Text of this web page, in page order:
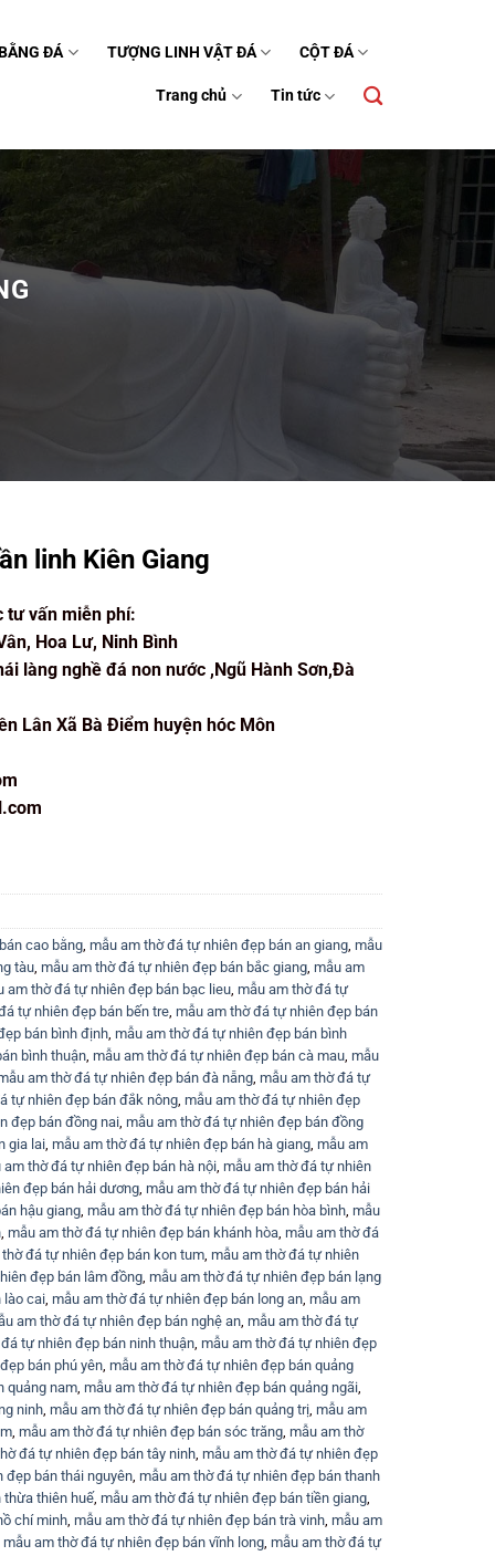
ĐÁ TƯỢNG LINH VẬT ĐÁ CỘT ĐÁ
Trang chủ Tin tức
linh Kiên Giang
tư vấn miễn phí:
Hoa Lư, Ninh Bình
làng nghề đá non nước ,Ngũ Hành Sơn,Đà
Lân Xã Bà Điểm huyện hóc Môn
cao bằng mẫu am thờ đá tự nhiên đẹp bán an giang mẫu
tàu mẫu am thờ đá tự nhiên đẹp bán bắc giang mẫu am
am thờ đá tự nhiên đẹp bán bạc lieu mẫu am thờ đá tự
tự nhiên đẹp bán bến tre mẫu am thờ đá tự nhiên đẹp bán
bán bình định mẫu am thờ đá tự nhiên đẹp bán bình
bình thuận mẫu am thờ đá tự nhiên đẹp bán cà mau mẫu
am thờ đá tự nhiên đẹp bán đà nẵng mẫu am thờ đá tự
tự nhiên đẹp bán đắk nông mẫu am thờ đá tự nhiên đẹp
đẹp bán đồng nai mẫu am thờ đá tự nhiên đẹp bán đồng
gia lai mẫu am thờ đá tự nhiên đẹp bán hà giang mẫu am
am thờ đá tự nhiên đẹp bán hà nội mẫu am thờ đá tự nhiên
đẹp bán hải dương mẫu am thờ đá tự nhiên đẹp bán hải
hậu giang mẫu am thờ đá tự nhiên đẹp bán hòa bình mẫu
mẫu am thờ đá tự nhiên đẹp bán khánh hòa mẫu am thờ đá
đá tự nhiên đẹp bán kon tum mẫu am thờ đá tự nhiên
đẹp bán lâm đồng mẫu am thờ đá tự nhiên đẹp bán lạng
lào cai mẫu am thờ đá tự nhiên đẹp bán long an mẫu am
am thờ đá tự nhiên đẹp bán nghệ an mẫu am thờ đá tự
tự nhiên đẹp bán ninh thuận mẫu am thờ đá tự nhiên đẹp
bán phú yên mẫu am thờ đá tự nhiên đẹp bán quảng
quảng nam mẫu am thờ đá tự nhiên đẹp bán quảng ngãi
ninh mẫu am thờ đá tự nhiên đẹp bán quảng trị mẫu am
mẫu am thờ đá tự nhiên đẹp bán sóc trăng mẫu am thờ
đá tự nhiên đẹp bán tây ninh mẫu am thờ đá tự nhiên đẹp
đẹp bán thái nguyên mẫu am thờ đá tự nhiên đẹp bán thanh
thừa thiên huế mẫu am thờ đá tự nhiên đẹp bán tiền giang
chí minh mẫu am thờ đá tự nhiên đẹp bán trà vinh mẫu am
mẫu am thờ đá tự nhiên đẹp bán vĩnh long mẫu am thờ đá tự